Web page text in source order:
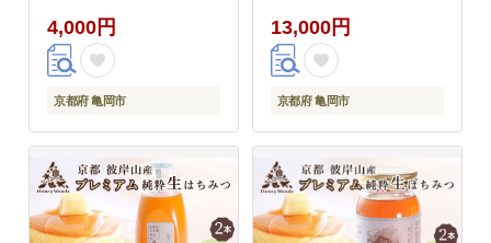
蜂蜜 健康 ダイエット》
訳あり
4,000円
京都府 亀岡市
康 ダイエット》訳あり
13,000円
京都府 亀岡市